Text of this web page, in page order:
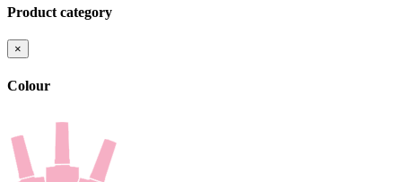
Product category
×
Colour